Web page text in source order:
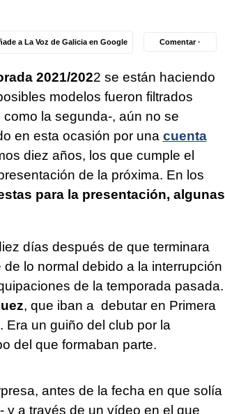
a La Voz de Galicia en Google Comentar ·
2021/2022 se están haciendo
modelos fueron filtrados
la segunda-, aún no se
en esta ocasión por una cuenta
diez años, los que cumple el
de la próxima. En los
para la presentación, algunas
días después de que terminara
lo normal debido a la interrupción
de la temporada pasada.
, que iban a debutar en Primera
un guiño del club por la
del que formaban parte.
antes de la fecha en que solía
y a través de un vídeo en el que